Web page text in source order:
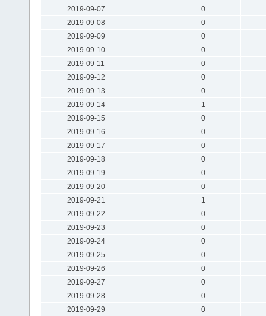
2019-09-07
0
2019-09-08
0
2019-09-09
0
2019-09-10
0
2019-09-11
0
2019-09-12
0
2019-09-13
0
2019-09-14
1
2019-09-15
0
2019-09-16
0
2019-09-17
0
2019-09-18
0
2019-09-19
0
2019-09-20
0
2019-09-21
1
2019-09-22
0
2019-09-23
0
2019-09-24
0
2019-09-25
0
2019-09-26
0
2019-09-27
0
2019-09-28
0
2019-09-29
0